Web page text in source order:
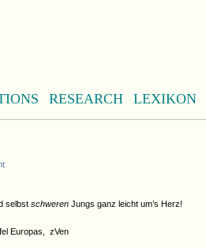
RESEARCH LEXIKON
selbst schweren Jungs ganz leicht um’s Herz!
Europas, zVen